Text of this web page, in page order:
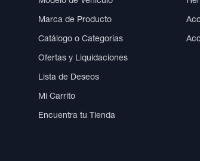
Marca de Producto
Catálogo o Categorías
Ofertas y Liquidaciones
Lista de Deseos
Mi Carrito
Encuentra tu Tienda